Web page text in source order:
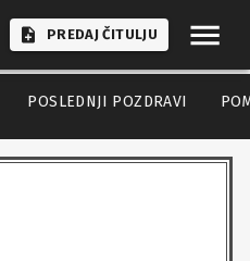
PREDAJ ČITULJU
POSLEDNJI POZDRAVI